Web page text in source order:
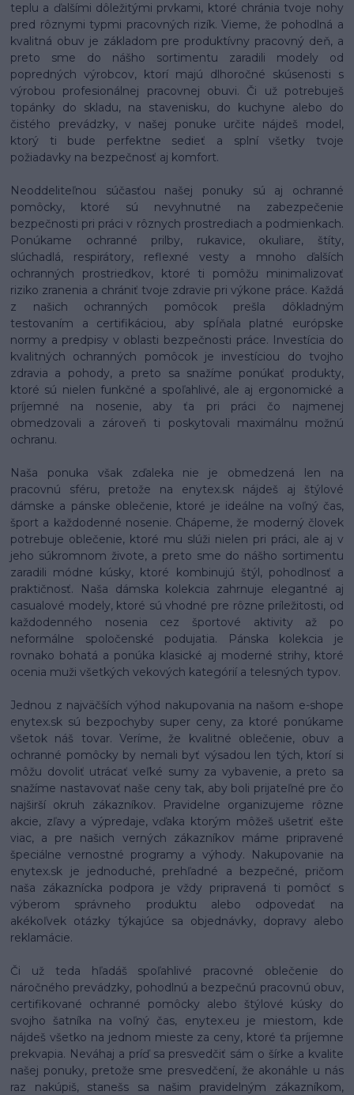
teplu a ďalšími dôležitými prvkami, ktoré chránia tvoje nohy
pred rôznymi typmi pracovných rizík. Vieme, že pohodlná a
kvalitná obuv je základom pre produktívny pracovný deň, a
preto sme do nášho sortimentu zaradili modely od
popredných výrobcov, ktorí majú dlhoročné skúsenosti s
výrobou profesionálnej pracovnej obuvi. Či už potrebuješ
topánky do skladu, na stavenisku, do kuchyne alebo do
čistého prevádzky, v našej ponuke určite nájdeš model,
ktorý ti bude perfektne sedieť a splní všetky tvoje
požiadavky na bezpečnosť aj komfort.
Neoddeliteľnou súčasťou našej ponuky sú aj ochranné
pomôcky, ktoré sú nevyhnutné na zabezpečenie
bezpečnosti pri práci v rôznych prostrediach a podmienkach.
Ponúkame ochranné prilby, rukavice, okuliare, štíty,
slúchadlá, respirátory, reflexné vesty a mnoho ďalších
ochranných prostriedkov, ktoré ti pomôžu minimalizovať
riziko zranenia a chrániť tvoje zdravie pri výkone práce. Každá
z našich ochranných pomôcok prešla dôkladným
testovaním a certifikáciou, aby spĺňala platné európske
normy a predpisy v oblasti bezpečnosti práce. Investícia do
kvalitných ochranných pomôcok je investíciou do tvojho
zdravia a pohody, a preto sa snažíme ponúkať produkty,
ktoré sú nielen funkčné a spoľahlivé, ale aj ergonomické a
príjemné na nosenie, aby ťa pri práci čo najmenej
obmedzovali a zároveň ti poskytovali maximálnu možnú
ochranu.
Naša ponuka však zďaleka nie je obmedzená len na
pracovnú sféru, pretože na enytex.sk nájdeš aj štýlové
dámske a pánske oblečenie, ktoré je ideálne na voľný čas,
šport a každodenné nosenie. Chápeme, že moderný človek
potrebuje oblečenie, ktoré mu slúži nielen pri práci, ale aj v
jeho súkromnom živote, a preto sme do nášho sortimentu
zaradili módne kúsky, ktoré kombinujú štýl, pohodlnosť a
praktičnosť. Naša dámska kolekcia zahrnuje elegantné aj
casualové modely, ktoré sú vhodné pre rôzne príležitosti, od
každodenného nosenia cez športové aktivity až po
neformálne spoločenské podujatia. Pánska kolekcia je
rovnako bohatá a ponúka klasické aj moderné strihy, ktoré
ocenia muži všetkých vekových kategórií a telesných typov.
Jednou z najväčších výhod nakupovania na našom e-shope
enytex.sk sú bezpochyby super ceny, za ktoré ponúkame
všetok náš tovar. Veríme, že kvalitné oblečenie, obuv a
ochranné pomôcky by nemali byť výsadou len tých, ktorí si
môžu dovoliť utrácať veľké sumy za vybavenie, a preto sa
snažíme nastavovať naše ceny tak, aby boli prijateľné pre čo
najširší okruh zákazníkov. Pravidelne organizujeme rôzne
akcie, zľavy a výpredaje, vďaka ktorým môžeš ušetriť ešte
viac, a pre našich verných zákazníkov máme pripravené
špeciálne vernostné programy a výhody. Nakupovanie na
enytex.sk je jednoduché, prehľadné a bezpečné, pričom
naša zákaznícka podpora je vždy pripravená ti pomôcť s
výberom správneho produktu alebo odpovedať na
akékoľvek otázky týkajúce sa objednávky, dopravy alebo
reklamácie.
Či už teda hľadáš spoľahlivé pracovné oblečenie do
náročného prevádzky, pohodlnú a bezpečnú pracovnú obuv,
certifikované ochranné pomôcky alebo štýlové kúsky do
svojho šatníka na voľný čas, enytex.eu je miestom, kde
nájdeš všetko na jednom mieste za ceny, ktoré ťa príjemne
prekvapia. Neváhaj a príď sa presvedčiť sám o šírke a kvalite
našej ponuky, pretože sme presvedčení, že akonáhle u nás
raz nakúpiš, stanešs sa našim pravidelným zákazníkom,